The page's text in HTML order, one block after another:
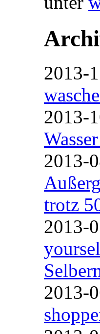
2013-
2013-
2013-
trotz
2013-
2013-